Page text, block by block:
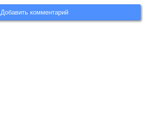
Добавить комментарий